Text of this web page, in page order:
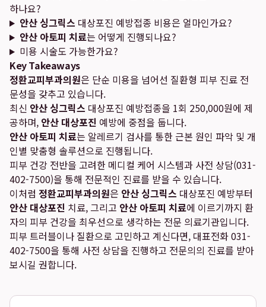
하나요?
안산 싱그릭스 대상포진 예방접종 비용은 얼마인가요?
안산 아토피 치료는 어떻게 진행되나요?
미용 시술도 가능한가요?
Key Takeaways
정환교피부과의원은 단순 미용을 넘어선 질환형 피부 진료 전
문성을 갖추고 있습니다.
최신 안산 싱그릭스 대상포진 예방접종을 1회 250,000원에 제
공하며, 안산 대상포진 예방에 중점을 둡니다.
안산 아토피 치료는 알레르기 검사를 통한 근본 원인 파악 및 개
인별 맞춤형 솔루션으로 진행됩니다.
피부 건강 전반을 고려한 메디컬 케어 시스템과 사전 상담(031-
402-7500)을 통해 전문적인 진료를 받을 수 있습니다.
이처럼 정환교피부과의원은 안산 싱그릭스 대상포진 예방부터
안산 대상포진 치료, 그리고 안산 아토피 치료에 이르기까지 환
자의 피부 건강을 최우선으로 생각하는 전문 의료기관입니다.
피부 트러블이나 질환으로 고민하고 계신다면, 대표전화 031-
402-7500을 통해 사전 상담을 진행하고 전문의의 진료를 받아
보시길 권합니다.